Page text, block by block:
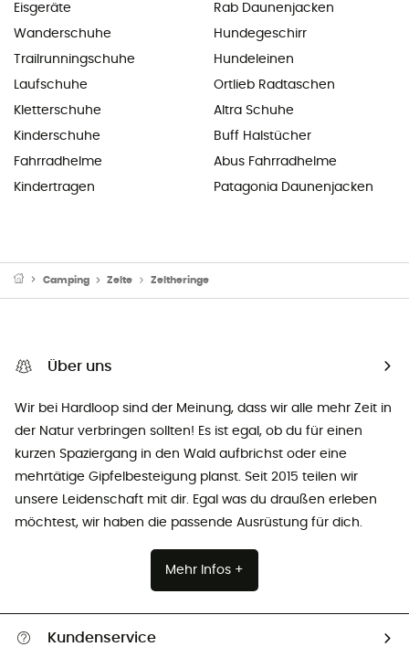
Eisgeräte
Wanderschuhe
Trailrunningschuhe
Laufschuhe
Kletterschuhe
Kinderschuhe
Fahrradhelme
Kindertragen
Rab Daunenjacken
Hundegeschirr
Hundeleinen
Ortlieb Radtaschen
Altra Schuhe
Buff Halstücher
Abus Fahrradhelme
Patagonia Daunenjacken
Camping Zelte Zeltheringe
Über uns
Wir bei Hardloop sind der Meinung, dass wir alle mehr Zeit in
der Natur verbringen sollten! Es ist egal, ob du für einen
kurzen Spaziergang in den Wald aufbrichst oder eine
mehrtätige Gipfelbesteigung planst. Seit 2015 teilen wir
unsere Leidenschaft mit dir. Egal was du draußen erleben
möchtest, wir haben die passende Ausrüstung für dich.
Mehr Infos +
Kundenservice